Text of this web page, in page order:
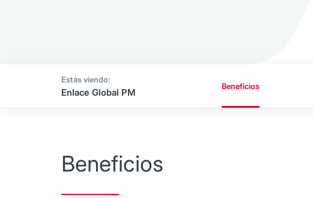
Enlace Global PM
Beneficios
Beneficios